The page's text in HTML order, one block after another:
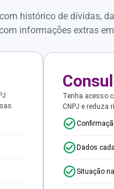
histórico de dívidas,
informações extras
Tenha acesso
CNPJ e reduza
Dados
Situação